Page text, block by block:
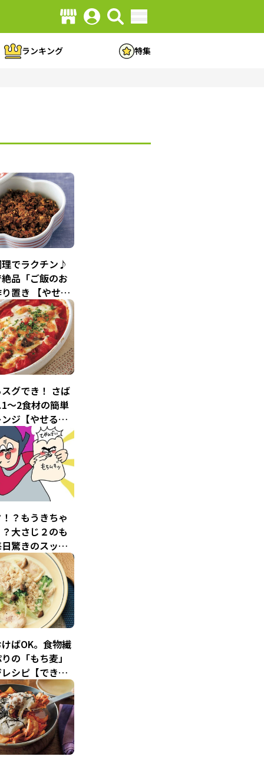
ランキング 特集
でラクチン♪
品「ご飯のお
置き 【やせ
レシピ(5)】
グでき！ さば
〜2食材の簡単
ジ【やせる！
ピ(1)】
？もうきちゃ
大さじ２のも
驚きのスッキ
ばOK。食物繊
の「もち麦」
シピ【できる
ダイエットレ